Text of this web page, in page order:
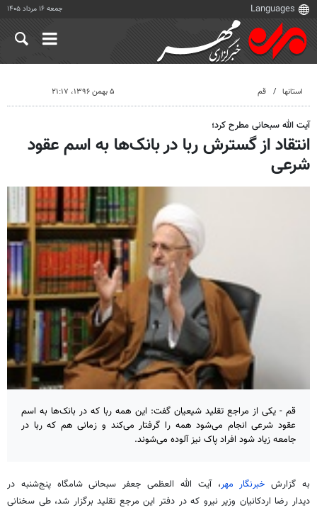
جمعه ۱۶ مرداد ۱۴۰۵
استانها قم ۵ بهمن ۱۳۹۶، ۲۱:۱۷
آیت الله سبحانی مطرح کرد؛
انتقاد از گسترش ربا در بانک‌ها به اسم عقود
شرعی
قم - یکی از مراجع تقلید شیعیان گفت: این همه ربا که در بانک‌ها به اسم
عقود شرعی انجام می‌شود همه را گرفتار می‌کند و زمانی هم که ربا در
جامعه زیاد شود افراد پاک نیز آلوده می‌شوند.
به گزارش خبرنگار مهر، آیت الله العظمی جعفر سبحانی شامگاه پنج‌شنبه در
دیدار رضا اردکانیان وزیر نیرو که در دفتر این مرجع تقلید برگزار شد، طی سخنانی